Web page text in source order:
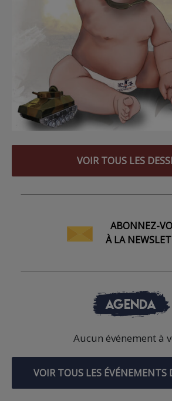
VOIR TOUS LES
ABONNEZ-
À LA
AGENDA
Aucun événement à
VOIR TOUS LES ÉVÉNEMENTS